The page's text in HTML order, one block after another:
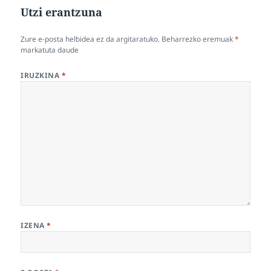
Utzi erantzuna
Zure e-posta helbidea ez da argitaratuko. Beharrezko eremuak*
markatuta daude
IRUZKINA *
IZENA*